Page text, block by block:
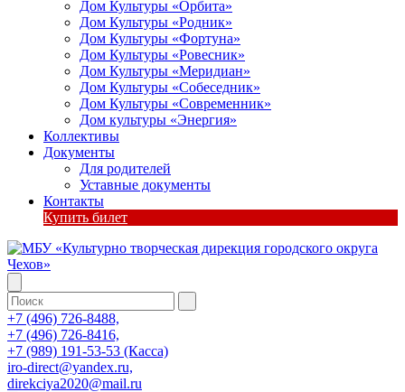
Дом Культуры «Орбита»
Дом Культуры «Родник»
Дом Культуры «Фортуна»
Дом Культуры «Ровесник»
Дом Культуры «Меридиан»
Дом Культуры «Собеседник»
Дом Культуры «Современник»
Дом культуры «Энергия»
Коллективы
Документы
Для родителей
Уставные документы
Контакты
Купить билет
+7 (496) 726-8488,
+7 (496) 726-8416,
+7 (989) 191-53-53 (Касса)
iro-direct@yandex.ru,
direkciya2020@mail.ru